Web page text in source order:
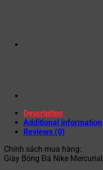
Description
Additional information
Reviews (0)
Chính sách mua hàng:
Giày Bóng Đá Nike